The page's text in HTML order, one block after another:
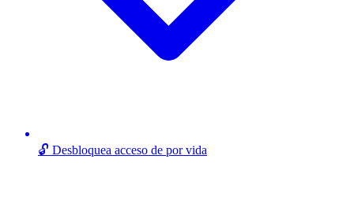
🔓 Desbloquea acceso de por vida